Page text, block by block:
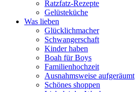
Ratzfatz-Rezepte
Gelüsteküche
Was lieben
Glücklichmacher
Schwangerschaft
Kinder haben
Boah für Boys
Familienhochzeit
Ausnahmsweise aufgeräumt
Schönes shoppen